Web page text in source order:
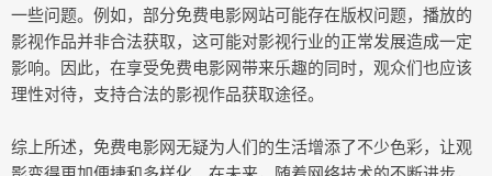
一些问题。例如，部分免费电影网站可能存在版权问题，播放的
影视作品并非合法获取，这可能对影视行业的正常发展造成一定
影响。因此，在享受免费电影网带来乐趣的同时，观众们也应该
理性对待，支持合法的影视作品获取途径。
综上所述，免费电影网无疑为人们的生活增添了不少色彩，让观